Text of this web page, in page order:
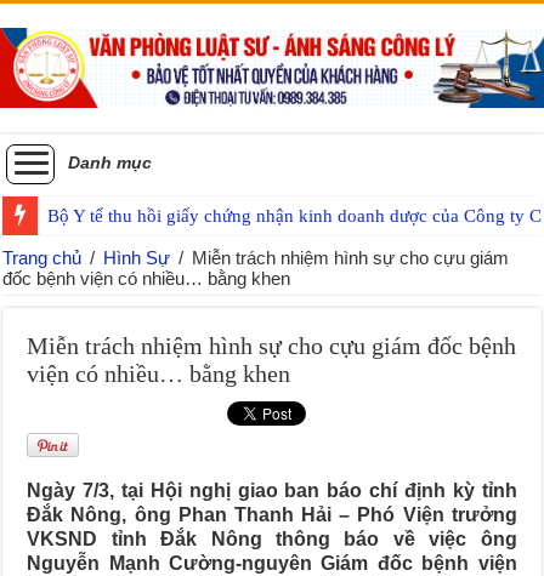
Danh mục
Bộ Y tế thu hồi giấy chứng nhận kinh doanh dược của Công ty
Trang chủ / Hình Sự / Miễn trách nhiệm hình sự cho cựu giám
đốc bệnh viện có nhiều… bằng khen
Miễn trách nhiệm hình sự cho cựu giám đốc bệnh
viện có nhiều… bằng khen
Ngày 7/3, tại Hội nghị giao ban báo chí định kỳ tỉnh
Đắk Nông, ông Phan Thanh Hải – Phó Viện trưởng
VKSND tỉnh Đắk Nông thông báo về việc ông
Nguyễn Mạnh Cường-nguyên Giám đốc bệnh viện